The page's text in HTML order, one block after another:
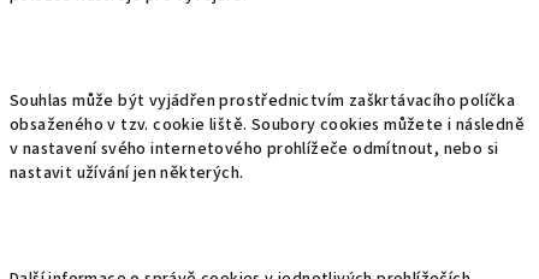
Souhlas může být vyjádřen prostřednictvím zaškrtávacího políčka
obsaženého v tzv. cookie liště. Soubory cookies můžete i následně
v nastavení svého internetového prohlížeče odmítnout, nebo si
nastavit užívání jen některých.